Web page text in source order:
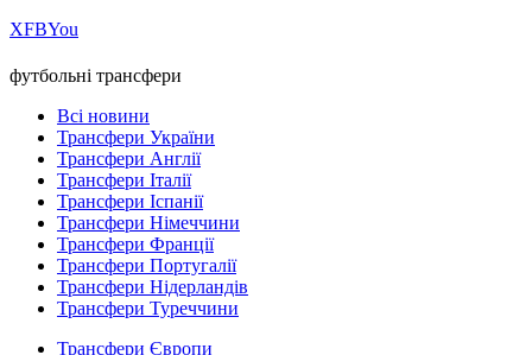
ХFBYou
футбольні трансфери
Всі новини
Трансфери України
Трансфери Англії
Трансфери Італії
Трансфери Іспанії
Трансфери Німеччини
Трансфери Франції
Трансфери Португалії
Трансфери Нідерландів
Трансфери Туреччини
Трансфери Європи